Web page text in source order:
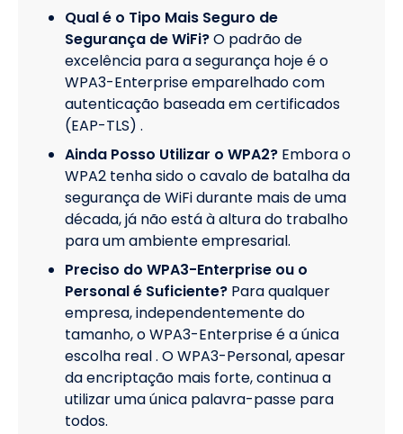
Qual é o Tipo Mais Seguro de
Segurança de WiFi?O padrão de
excelência para a segurança hoje é o
WPA3-Enterprise emparelhado com
autenticação baseada em certificados
(EAP-TLS) .
Ainda Posso Utilizar o WPA2? Embora o
WPA2 tenha sido o cavalo de batalha da
segurança de WiFi durante mais de uma
década, já não está à altura do trabalho
para um ambiente empresarial.
Preciso do WPA3-Enterprise ou o
Personal é Suficiente? Para qualquer
empresa, independentemente do
tamanho, o WPA3-Enterprise é a única
escolha real . O WPA3-Personal, apesar
da encriptação mais forte, continua a
utilizar uma única palavra-passe para
todos.